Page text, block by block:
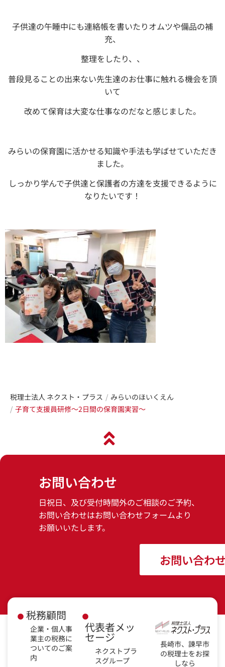
子供達の午睡中にも連絡帳を書いたりオムツや備品の補
充、
整理をしたり、、
普段見ることの出来ない先生達のお仕事に触れる機会を頂
いて
改めて保育は大変な仕事なのだなと感じました。
みらいの保育園に活かせる知識や手法も学ばせていただき
ました。
しっかり学んで子供達と保護者の方達を支援できるように
なりたいです！
税理士法人 ネクスト・プラス
みらいのほいくえん
子育て支援員研修〜2日間の保育園実習〜
お問い合わせ
日祝日、及び受付時間外のご相談のご予約、
お問い合わせはお問い合わせフォームより
お願いいたします。
お問い合わ
税務顧問
企業・個人事
業主の税務に
ついてのご案
内
代表者メッ
セージ
ネクストプラ
スグループ
長崎市、諫早市
の税理士をお探
しなら